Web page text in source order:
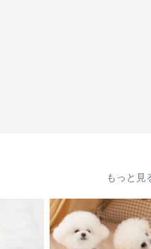
もっと見